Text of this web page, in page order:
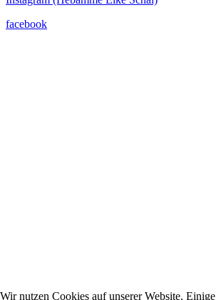
facebook
Wir nutzen Cookies auf unserer Website.